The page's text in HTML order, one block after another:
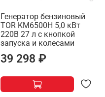
Генератор бензиновый
TOR KM6500H 5,0 кВт
220В 27 л с кнопкой
запуска и колесами
39 298 ₽